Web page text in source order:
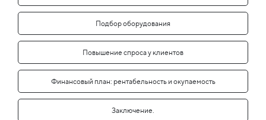
Подбор оборудования
Повышение спроса у клиентов
Финансовый план: рентабельность и окупаемость
Заключение.